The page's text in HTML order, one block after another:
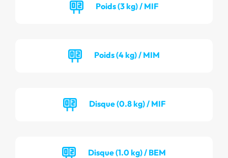
Poids (3 kg) / MIF
Poids (4 kg) / MIM
Disque (0.8 kg) / MIF
Disque (1.0 kg) / BEM